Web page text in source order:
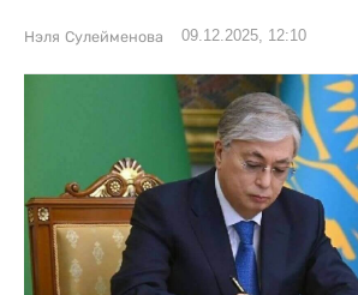
Нэля Сулейменова 09.12.2025, 12:10